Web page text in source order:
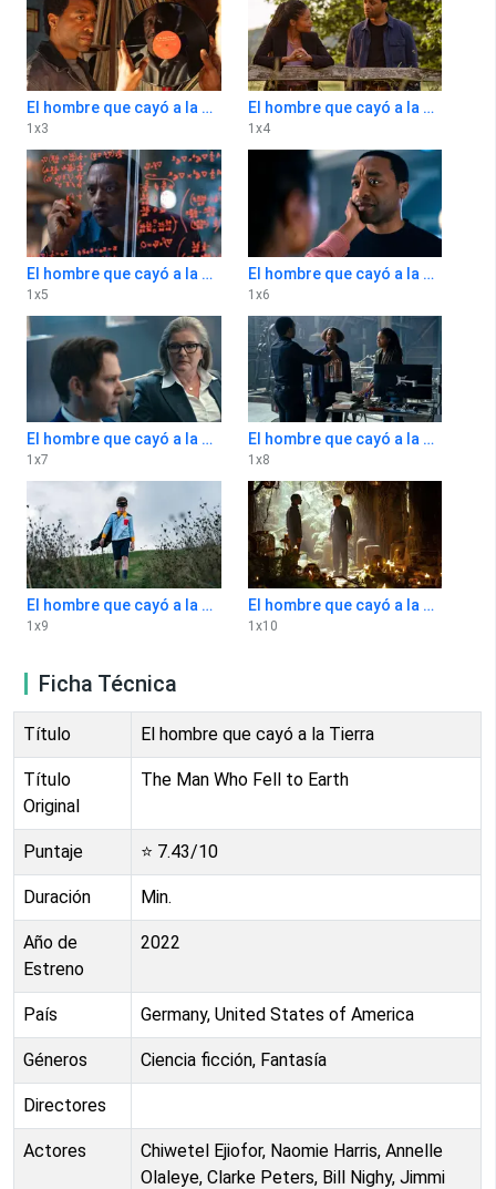
El hombre que cayó a la Tierra 1x3
1 x3
El hombre que cayó a la Tierra 1x4
1 x4
El hombre que cayó a la Tierra 1x5
1 x5
El hombre que cayó a la Tierra 1x6
1 x6
El hombre que cayó a la Tierra 1x7
1 x7
El hombre que cayó a la Tierra 1x8
1 x8
El hombre que cayó a la Tierra 1x9
1 x9
El hombre que cayó a la Tierra 1x10
1 x10
Ficha Técnica
Título El hombre que cayó a la Tierra
Título
Original
The Man Who Fell to Earth
Puntaje ⭐ 7.43/10
Duración Min.
Año de
Estreno
2022
País Germany, United States of America
Géneros Ciencia ficción, Fantasía
Directores
Actores
Chiwetel Ejiofor, Naomie Harris, Annelle
Olaleye, Clarke Peters, Bill Nighy, Jimmi